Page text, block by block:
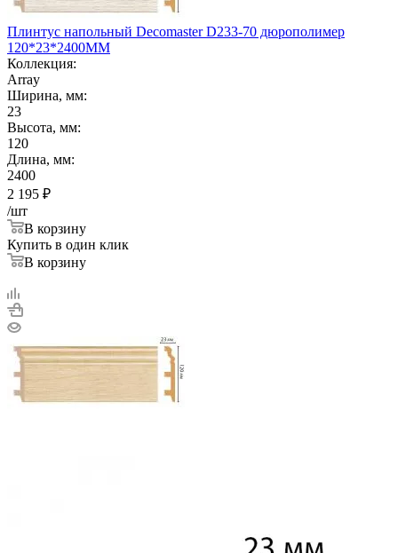
Плинтус напольный Decomaster D233-70 дюрополимер
120*23*2400ММ
Коллекция:
Array
Ширина, мм:
23
Высота, мм:
120
Длина, мм:
2400
2 195 ₽
/шт
В корзину
Купить в один клик
В корзину